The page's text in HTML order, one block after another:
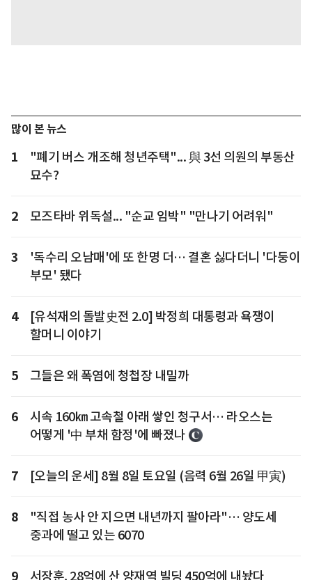
많이 본 뉴스
1
"폐기 버스 개조해 청년주택"... 與 3선 의원의 부동산
묘수?
2 모즈타바 위독설... "순교 임박" "만나기 어려워"
3
'독수리 오남매'에 또 한명 더… 결혼 싫다더니 '다둥이
부모' 됐다
4
[유석재의 돌발史전 2.0] 박정희 대통령과 욕쟁이
할머니 이야기
5 그들은 왜 폭염에 청첩장 내밀까
6
시속 160㎞ 고속철 아래 쌓인 청구서… 라오스는
어떻게 '中 부채 함정'에 빠졌나
7 [오늘의 운세] 8월 8일 토요일 (음력 6월 26일 甲寅)
8
"직접 농사 안 지으면 내년까지 팔아라"… 양도세
중과에 떨고 있는 6070
9 서장훈, 28억에 산 양재역 빌딩 450억에 내놨다